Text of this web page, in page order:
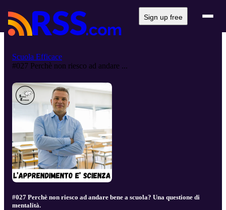
Sign up free
Scuola Efficace
#027 Perchè non riesco ad andare ...
#027 Perchè non riesco ad andare bene a scuola? Una questione di
mentalità.